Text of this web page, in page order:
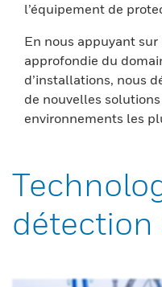
l’équipement de
En nous appuyant
approfondie du
d’installations, nous
de nouvelles
environnements les
détection